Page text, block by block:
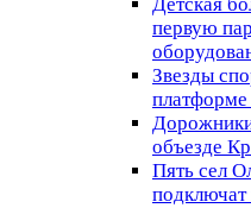
первую
Звезды
платформе
объезде
Пять сел
подключат